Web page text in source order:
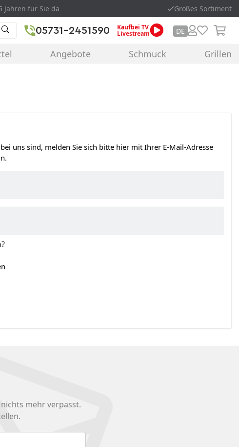
Jahren für Sie da Großes Sortiment
05731-2451590 Kaufbei TV
Livestream DE
Angebote Schmuck Grillen
uns sind, melden Sie sich bitte hier mit Ihrer E-Mail-Adresse
mehr verpasst.